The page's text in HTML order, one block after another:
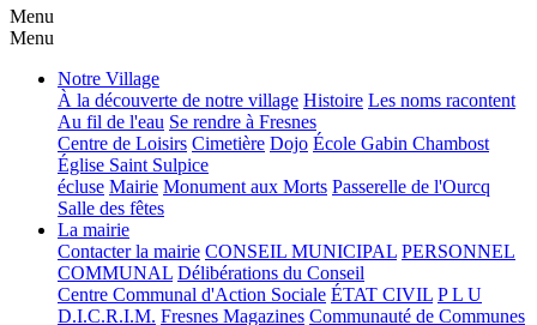
Menu
Menu
Notre Village
À la découverte de notre village Histoire Les noms racontent
Au fil de l'eau Se rendre à Fresnes
Centre de Loisirs Cimetière Dojo École Gabin Chambost
Église Saint Sulpice
écluse Mairie Monument aux Morts Passerelle de l'Ourcq
Salle des fêtes
La mairie
Contacter la mairie CONSEIL MUNICIPAL PERSONNEL
COMMUNAL Délibérations du Conseil
Centre Communal d'Action Sociale ÉTAT CIVIL P L U
D.I.C.R.I.M. Fresnes Magazines Communauté de Communes